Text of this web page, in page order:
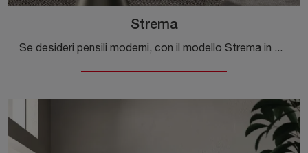
Strema
Se desideri pensili moderni, con il modello Strema in melaminico di Orme potrai completare un soggiorno dinamico e operativo.